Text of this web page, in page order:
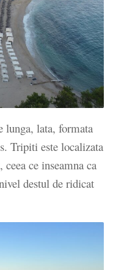
lunga, lata, formata
Tripiti este localizata
ce inseamna ca
destul de ridicat